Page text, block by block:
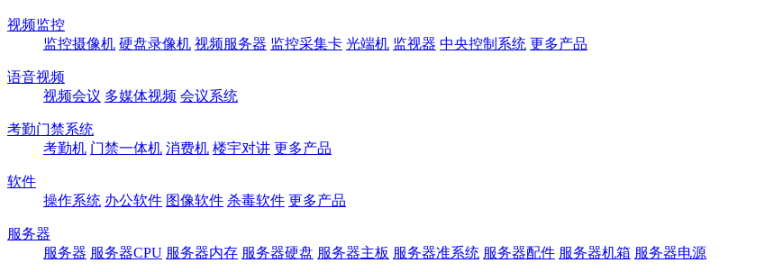
视频监控
监控摄像机 硬盘录像机 视频服务器 监控采集卡 光端机 监视器 中央控制系统 更多产品
语音视频
视频会议 多媒体视频 会议系统
考勤门禁系统
考勤机 门禁一体机 消费机 楼宇对讲 更多产品
软件
操作系统 办公软件 图像软件 杀毒软件 更多产品
服务器
服务器 服务器CPU 服务器内存 服务器硬盘 服务器主板 服务器准系统 服务器配件 服务器机箱 服务器电源